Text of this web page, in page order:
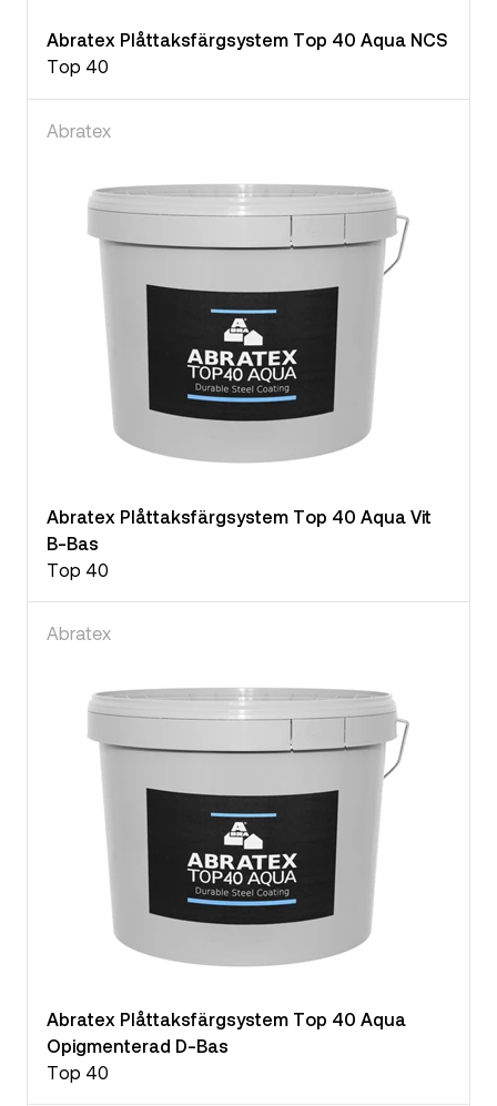
Abratex Plåttaksfärgsystem Top 40 Aqua NCS
Top 40
Abratex
Abratex Plåttaksfärgsystem Top 40 Aqua Vit
B-Bas
Top 40
Abratex
Abratex Plåttaksfärgsystem Top 40 Aqua
Opigmenterad D-Bas
Top 40